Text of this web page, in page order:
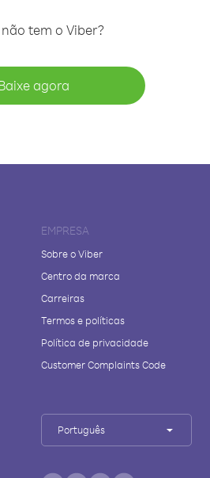
tem o Viber?
agora
EMPRESA
Sobre o Viber
Centro da marca
Carreiras
Termos e políticas
Política de privacidade
Customer Complaints Code
Português